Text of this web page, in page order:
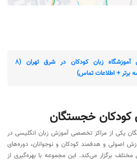
بهترین آموزشگاه زبان کودکان در شرق تهران (8
برتر + اطلاعات تماس)
یکی از مراکز تخصصی آموزش زبان انگلیسی در
اصولی و هدفمند کودکان و نوجوانان، دوره‌های
برگزار می‌کند. این مجموعه با بهره‌گیری از